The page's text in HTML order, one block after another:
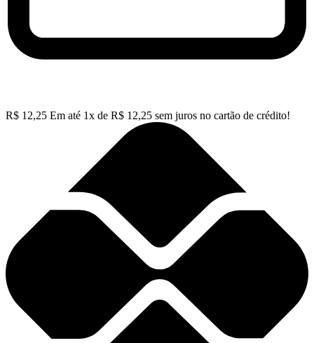
R$ 12,25 Em até 1x de R$ 12,25 sem juros no cartão de crédito!